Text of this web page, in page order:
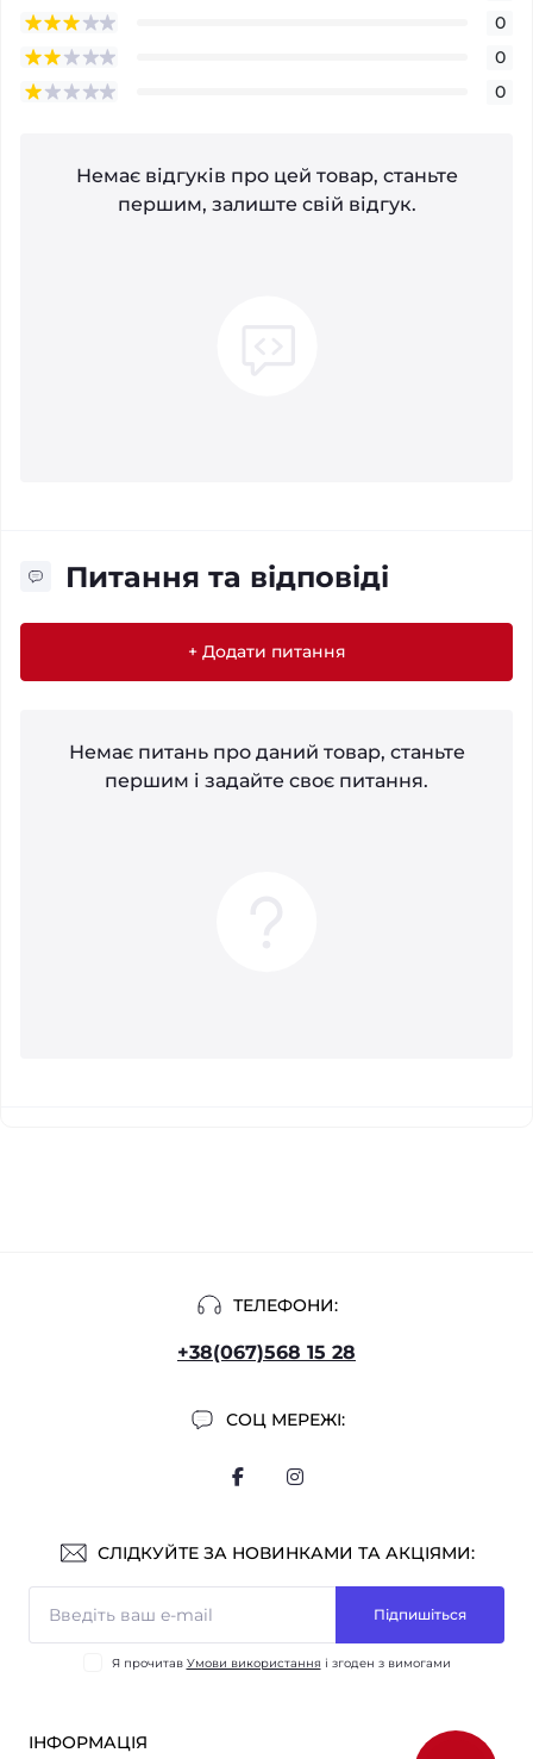
0
0
0
Немає відгуків про цей товар, станьте
першим, залиште свій відгук.
Питання та відповіді
+ Додати питання
Немає питань про даний товар, станьте
першим і задайте своє питання.
ТЕЛЕФОНИ:
+38(067)568 15 28
СОЦ МЕРЕЖІ:
СЛІДКУЙТЕ ЗА НОВИНКАМИ ТА АКЦІЯМИ:
Підпишіться
Я прочитав Умови використання і згоден з вимогами
ІНФОРМАЦІЯ